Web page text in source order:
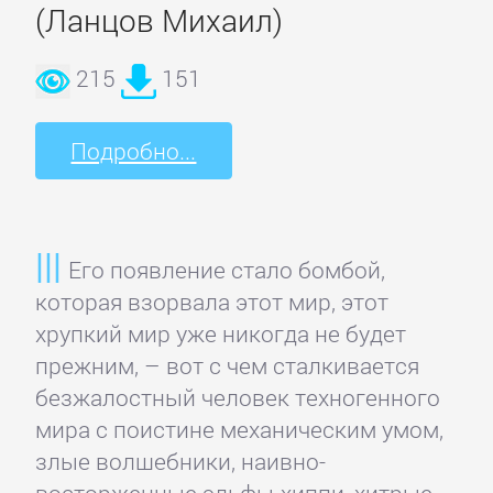
(Ланцов Михаил)
215 151
Подробно...
Его появление стало бомбой,
которая взорвала этот мир, этот
хрупкий мир уже никогда не будет
прежним, – вот с чем сталкивается
безжалостный человек техногенного
мира с поистине механическим умом,
злые волшебники, наивно-
ОЧАГ
Автомобили
и
ПДД
детей
Дом
и
Семья:
прочее